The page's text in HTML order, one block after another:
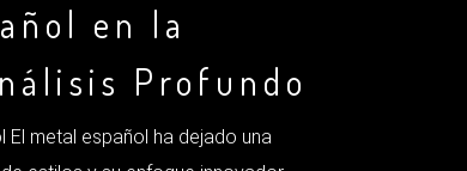
en la
Profundo
metal español ha dejado una